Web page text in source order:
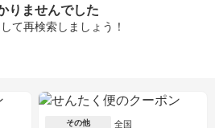
りませんでした
て再検索しましょう！
その他 全国